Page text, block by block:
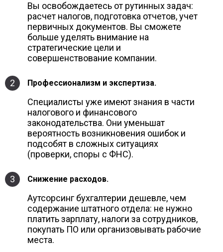
Вы освобождаетесь от рутинных задач:
расчет налогов, подготовка отчетов, учет
первичных документов. Вы сможете
больше уделять внимание на
стратегические цели и
совершенствование компании.
2 Профессионализм и экспертиза.
Специалисты уже имеют знания в части
налогового и финансового
законодательства. Они уменьшат
вероятность возникновения ошибок и
подсобят в сложных ситуациях
(проверки, споры с ФНС).
3 Снижение расходов.
Аутсорсинг бухгалтерии дешевле, чем
содержание штатного отдела: не нужно
платить зарплату, налоги за сотрудников,
покупать ПО или организовывать рабочие
места.